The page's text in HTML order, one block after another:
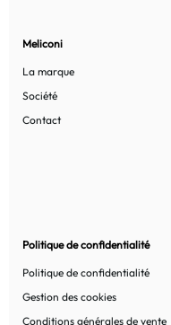
Meliconi
La marque
Société
Contact
Politique de confidentialité
Politique de confidentialité
Gestion des cookies
Conditions générales de vente